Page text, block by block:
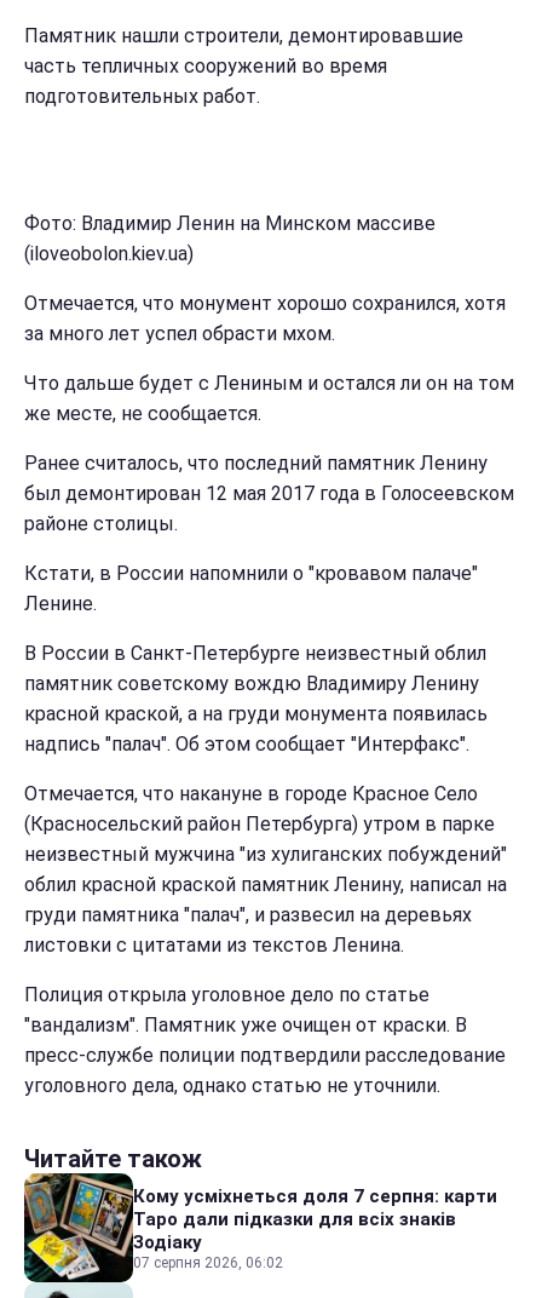
Памятник нашли строители, демонтировавшие
часть тепличных сооружений во время
подготовительных работ.
Фото: Владимир Ленин на Минском массиве
(iloveobolon.kiev.ua)
Отмечается, что монумент хорошо сохранился, хотя
за много лет успел обрасти мхом.
Что дальше будет с Лениным и остался ли он на том
же месте, не сообщается.
Ранее считалось, что последний памятник Ленину
был демонтирован 12 мая 2017 года в Голосеевском
районе столицы.
Кстати, в России напомнили о "кровавом палаче"
Ленине.
В России в Санкт-Петербурге неизвестный облил
памятник советскому вождю Владимиру Ленину
красной краской, а на груди монумента появилась
надпись "палач". Об этом сообщает "Интерфакс".
Отмечается, что накануне в городе Красное Село
(Красносельский район Петербурга) утром в парке
неизвестный мужчина "из хулиганских побуждений"
облил красной краской памятник Ленину, написал на
груди памятника "палач", и развесил на деревьях
листовки с цитатами из текстов Ленина.
Полиция открыла уголовное дело по статье
"вандализм". Памятник уже очищен от краски. В
пресс-службе полиции подтвердили расследование
уголовного дела, однако статью не уточнили.
Читайте також
Кому усміхнеться доля 7 серпня: карти
Таро дали підказки для всіх знаків
Зодіаку
07 серпня 2026, 06:02